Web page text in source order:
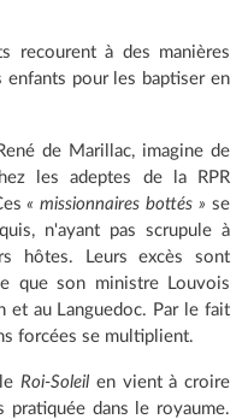
recourent à des manières
enfants pour les baptiser en
de Marillac, imagine de
les adeptes de la RPR
« missionnaires bottés » se
n'ayant pas scrupule à
hôtes. Leurs excès sont
que son ministre Louvois
et au Languedoc. Par le fait
forcées se multiplient.
Roi-Soleil en vient à croire
dans le royaume.